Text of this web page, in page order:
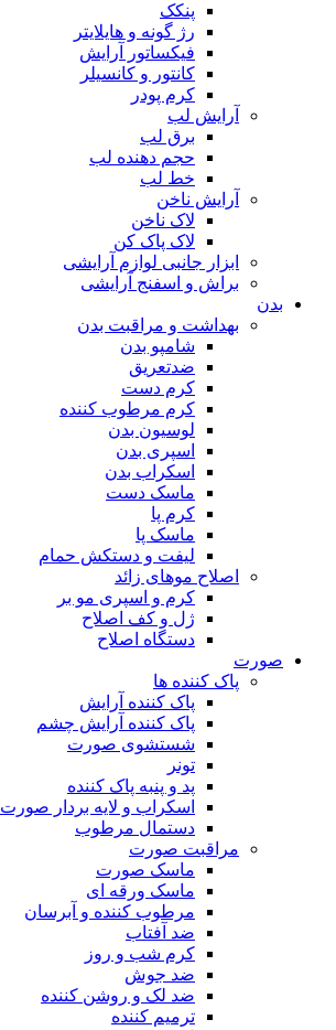
پنکک
رژ گونه و هایلایتر
فیکساتور آرایش
کانتور و کانسیلر
کرم پودر
آرایش لب
برق لب
حجم دهنده لب
خط لب
آرایش ناخن
لاک ناخن
لاک پاک کن
ابزار جانبی لوازم آرایشی
براش و اسفنج آرایشی
بدن
بهداشت و مراقبت بدن
شامپو بدن
ضدتعریق
کرم دست
کرم مرطوب کننده
لوسیون بدن
اسپری بدن
اسکراب بدن
ماسک دست
کرم پا
ماسک پا
لیفت و دستکش حمام
اصلاح موهای زائد
کرم و اسپری مو بر
ژل و کف اصلاح
دستگاه اصلاح
صورت
پاک کننده ها
پاک کننده آرایش
پاک کننده آرایش چشم
شستشوی صورت
تونر
پد و پنبه پاک کننده
اسکراب و لایه بردار صورت
دستمال مرطوب
مراقبت صورت
ماسک صورت
ماسک ورقه ای
مرطوب کننده و آبرسان
ضد آفتاب
کرم شب و روز
ضد جوش
ضد لک و روشن کننده
ترمیم کننده